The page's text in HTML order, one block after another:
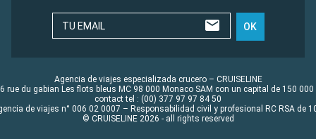
TU EMAIL OK
Agencia de viajes especializada crucero – CRUISELINE
rue du gabian Les flots bleus MC 98 000 Monaco SAM con un capital de 150 000
contact tel : (00) 377 97 97 84 50
de viajes n° 006 02 0007 – Responsabilidad civil y profesional RC RSA de
© CRUISELINE 2026 - all rights reserved